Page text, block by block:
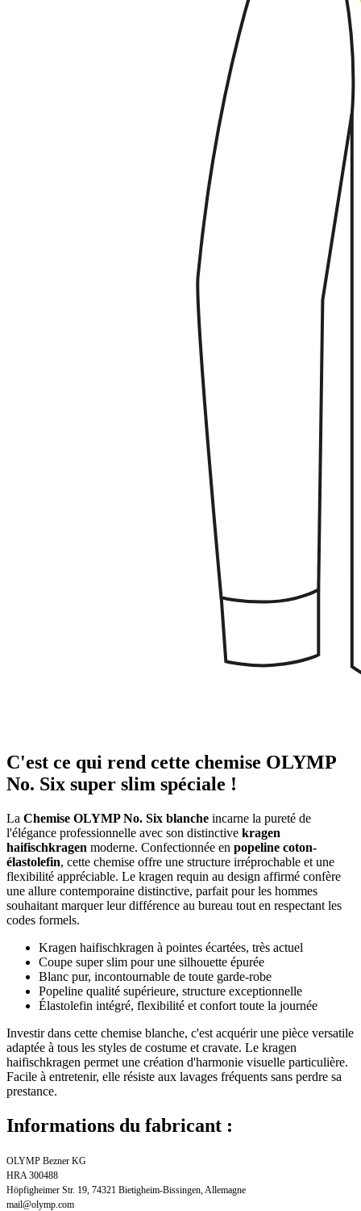
C'est ce qui rend cette chemise OLYMP
No. Six super slim spéciale !
La Chemise OLYMP No. Six blanche incarne la pureté de
l'élégance professionnelle avec son distinctive kragen
haifischkragen moderne. Confectionnée en popeline coton-
élastolefin, cette chemise offre une structure irréprochable et une
flexibilité appréciable. Le kragen requin au design affirmé confère
une allure contemporaine distinctive, parfait pour les hommes
souhaitant marquer leur différence au bureau tout en respectant les
codes formels.
Kragen haifischkragen à pointes écartées, très actuel
Coupe super slim pour une silhouette épurée
Blanc pur, incontournable de toute garde-robe
Popeline qualité supérieure, structure exceptionnelle
Élastolefin intégré, flexibilité et confort toute la journée
Investir dans cette chemise blanche, c'est acquérir une pièce versatile
adaptée à tous les styles de costume et cravate. Le kragen
haifischkragen permet une création d'harmonie visuelle particulière.
Facile à entretenir, elle résiste aux lavages fréquents sans perdre sa
prestance.
Informations du fabricant :
OLYMP Bezner KG
HRA 300488
Höpfigheimer Str. 19, 74321 Bietigheim-Bissingen, Allemagne
mail@olymp.com